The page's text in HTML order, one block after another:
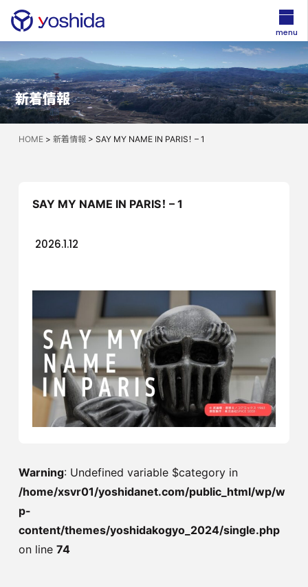
新着情報
HOME> 新着情報> SAY MY NAME IN PARIS！ – 1
SAY MY NAME IN PARIS！ – 1
2026.1.12
Warning: Undefined variable $category in
/home/xsvr01/yoshidanet.com/public_html/wp/w
p-
content/themes/yoshidakogyo_2024/single.php
on line 74
menu